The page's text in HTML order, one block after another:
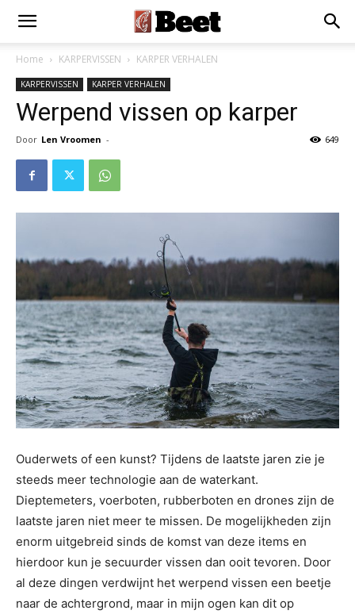
Home KARPERVISSEN KARPER VERHALEN
KARPERVISSEN KARPER VERHALEN
Werpend vissen op karper
Door Len Vroomen - 649
Ouderwets of een kunst? Tijdens de laatste jaren zie je
steeds meer technologie aan de waterkant.
Dieptemeters, voerboten, rubberboten en drones zijn de
laatste jaren niet meer te missen. De mogelijkheden zijn
enorm uitgebreid sinds de komst van deze items en
hierdoor kun je secuurder vissen dan ooit tevoren. Door
al deze dingen verdwijnt het werpend vissen een beetje
naar de achtergrond, maar in mijn ogen kan dit op